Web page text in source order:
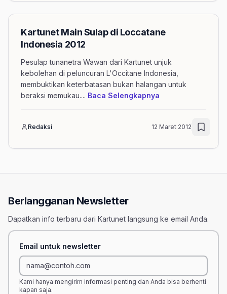
Kartunet Main Sulap di Loccatane
Indonesia 2012
Pesulap tunanetra Wawan dari Kartunet unjuk
kebolehan di peluncuran L'Occitane Indonesia,
membuktikan keterbatasan bukan halangan untuk
beraksi memukau.... Baca Selengkapnya
Redaksi 12 Maret 2012
Berlangganan Newsletter
Dapatkan info terbaru dari Kartunet langsung ke email Anda.
Email untuk newsletter
Kami hanya mengirim informasi penting dan Anda bisa berhenti
kapan saja.